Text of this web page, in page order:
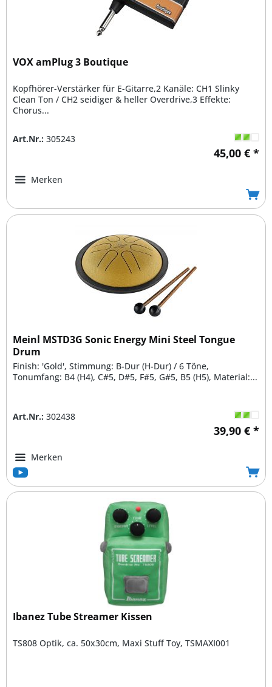
VOX amPlug 3 Boutique
Kopfhörer-Verstärker für E-Gitarre,2 Kanäle: CH1 Slinky
Clean Ton / CH2 seidiger & heller Overdrive,3 Effekte:
Chorus...
Art.Nr.: 305243
45,00 € *
Merken
Meinl MSTD3G Sonic Energy Mini Steel Tongue
Drum
Finish: 'Gold', Stimmung: B-Dur (H-Dur) / 6 Töne,
Tonumfang: B4 (H4), C#5, D#5, F#5, G#5, B5 (H5), Material:...
Art.Nr.: 302438
39,90 € *
Merken
Ibanez Tube Streamer Kissen
TS808 Optik, ca. 50x30cm, Maxi Stuff Toy, TSMAXI001